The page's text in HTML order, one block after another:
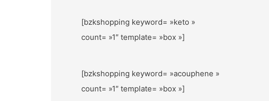
[bzkshopping keyword= »keto »
count= »1″ template= »box »]
[bzkshopping keyword= »acouphene »
count= »1″ template= »box »]